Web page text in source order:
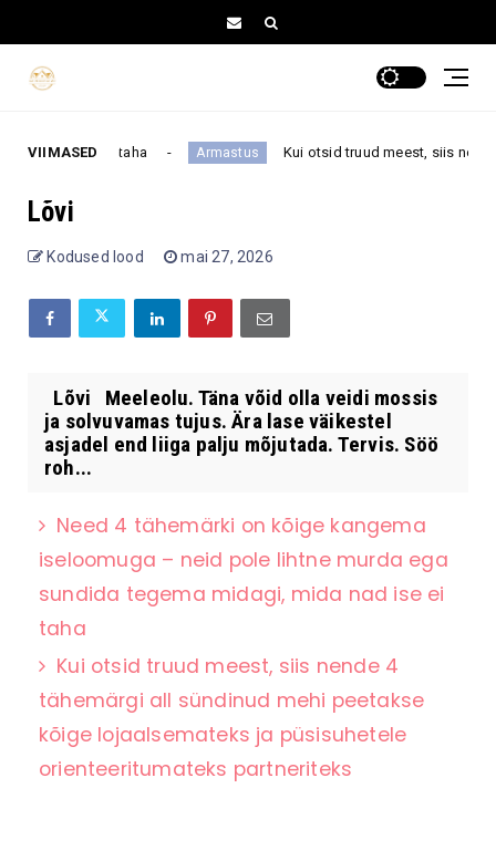
VIIMASED
ise ei taha Armastus Kui otsid truud meest, siis nende 4
Lõvi
Kodused lood mai 27, 2026
Lõvi Meeleolu. Täna võid olla veidi mossis
ja solvuvamas tujus. Ära lase väikestel
asjadel end liiga palju mõjutada. Tervis. Söö
roh...
Need 4 tähemärki on kõige kangema
iseloomuga – neid pole lihtne murda ega
sundida tegema midagi, mida nad ise ei
taha
Kui otsid truud meest, siis nende 4
tähemärgi all sündinud mehi peetakse
kõige lojaalsemateks ja püsisuhetele
orienteeritumateks partneriteks